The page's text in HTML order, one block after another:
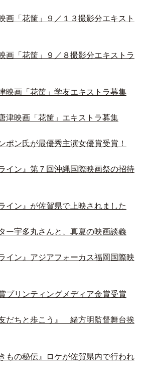
画「花筐」９／１３撮影分エキスト
画「花筐」９／８撮影分エキストラ
映画「花筐」学友エキストラ募集
津映画「花筐」エキストラ募集
ポン氏が最優秀主演女優賞受賞！
イン』第７回沖縄国際映画祭の招待
イン』が佐賀県で上映されました
ー宇多丸さんと、真夏の映画談義
イン』アジアフォーカス福岡国際映
プリンティングメディア金賞受賞
だちと歩こう』 緒方明監督舞台挨
もの秘伝』ロケが佐賀県内で行われ